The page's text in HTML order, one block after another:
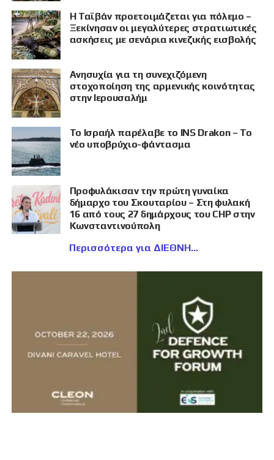
Η Ταϊβάν προετοιμάζεται για πόλεμο –
Ξεκίνησαν οι μεγαλύτερες στρατιωτικές
ασκήσεις με σενάρια κινεζικής εισβολής
Ανησυχία για τη συνεχιζόμενη
στοχοποίηση της αρμενικής κοινότητας
στην Ιερουσαλήμ
Το Ισραήλ παρέλαβε το INS Drakon – Το
νέο υποβρύχιο-φάντασμα
Προφυλάκισαν την πρώτη γυναίκα
δήμαρχο του Σκουταρίου – Στη φυλακή
16 από τους 27 δημάρχους του CHP στην
Κωνσταντινούπολη
Περισσότερα για ΔΙΕΘΝΗ